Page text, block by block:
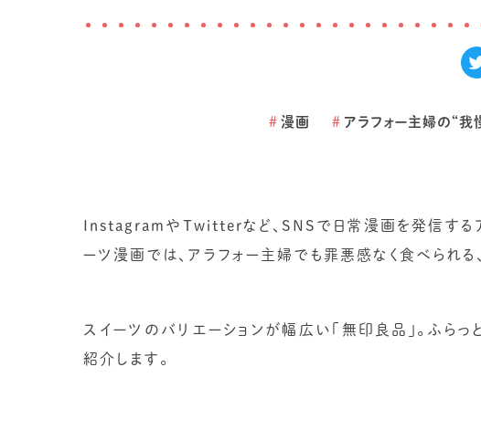
# 漫画 # アラフォー主婦の“我
InstagramやTwitterなど、SNSで日常漫画を発信するア
ーツ漫画では、アラフォー主婦でも罪悪感なく食べられる
スイーツのバリエーションが幅広い「無印良品」。ふら
紹介します。